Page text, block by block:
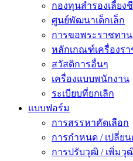
กองทุนสำรองเลี้ยง
ศูนย์พัฒนาเด็กเล็ก
การขอพระราชทา
หลักเกณฑ์เครื่องร
สวัสดิการอื่นๆ
เครื่องแบบพนักงาน
ระเบียบที่ยกเลิก
แบบฟอร์ม
การสรรหาคัดเลือก
การกำหนด / เปลี่ย
การปรับวุฒิ / เพิ่มวุ